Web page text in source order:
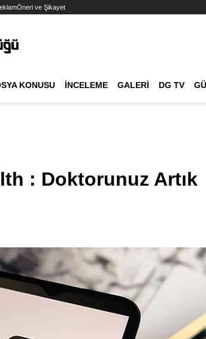
Öneri ve Şikayet
KONUSU İNCELEME GALERI DG TV
: Doktorunuz Artık